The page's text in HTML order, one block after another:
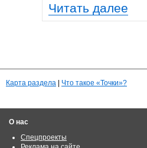
Читать далее
Карта раздела Что такое «Точки»?
О нас
Спецпроекты